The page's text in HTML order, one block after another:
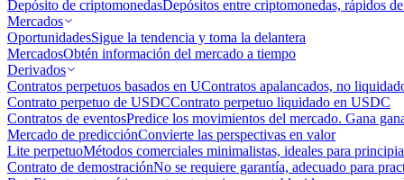
Depósito de criptomonedasDepósitos entre criptomonedas, rápidos
Mercados
OportunidadesSigue la tendencia y toma la delantera
MercadosObtén información del mercado a tiempo
Derivados
Contratos perpetuos basados ​​en UContratos apalancados, no
Contrato perpetuo de USDCContrato perpetuo liquidado en USDC
Contratos de eventosPredice los movimientos del mercado. Gana
Mercado de predicciónConvierte las perspectivas en valor
Lite perpetuoMétodos comerciales minimalistas, ideales para
Contrato de demostraciónNo se requiere garantía, adecuado para